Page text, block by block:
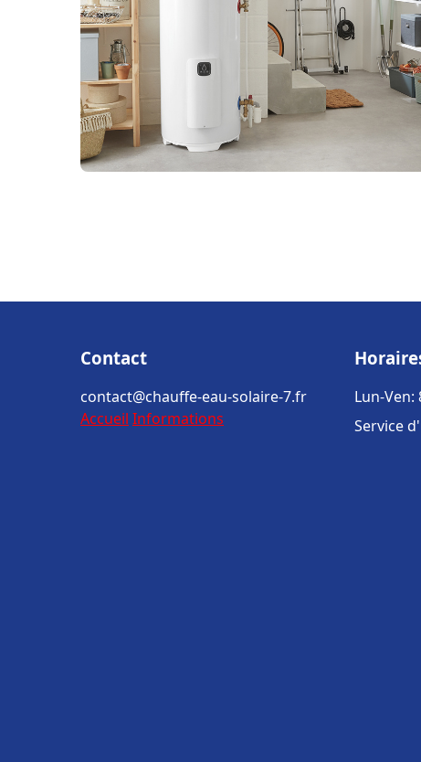
Contact
contact@chauffe-eau-solaire-7.fr
Accueil Informations
Lun-Ven:
Service